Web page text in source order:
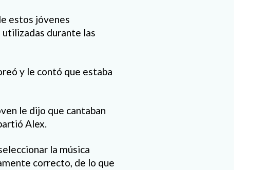
estos jóvenes
utilizadas durante las
y le contó que estaba
le dijo que cantaban
Alex.
la música
correcto, de lo que